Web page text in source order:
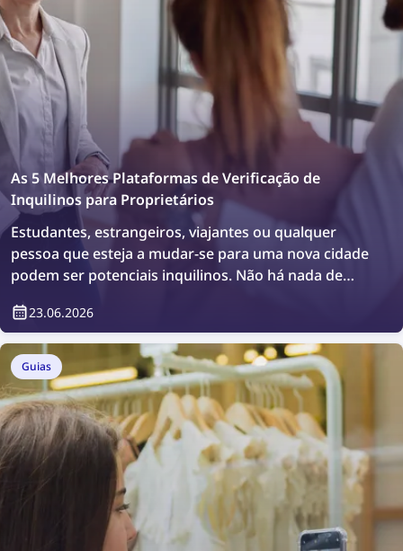
As 5 Melhores Plataformas de Verificação de
Inquilinos para Proprietários
Estudantes, estrangeiros, viajantes ou qualquer
pessoa que esteja a mudar-se para uma nova cidade
podem ser potenciais inquilinos. Não há nada de
simplesmente confirmar quem irá viver no seu
imóvel. Como fazer isso? De forma simples,
utilizando plataformas de verificação de inquilinos.
23.06.2026
Guias